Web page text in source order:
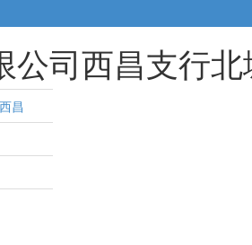
公司西昌支行
西昌